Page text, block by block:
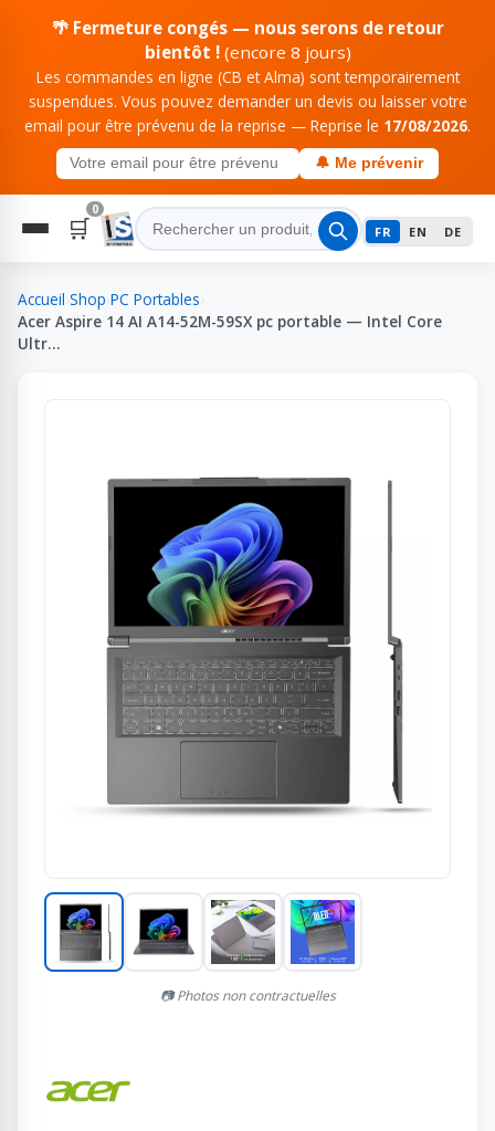
🌴 Fermeture congés — nous serons de retour
bientôt !(encore 8 jours)
Les commandes en ligne (CB et Alma) sont temporairement
suspendues. Vous pouvez demander un devis ou laisser votre
email pour être prévenu de la reprise — Reprise le 17/08/2026.
🔔 Me prévenir
🛒
0
FR EN DE
Accueil Shop PC Portables
Acer Aspire 14 AI A14-52M-59SX pc portable — Intel Core
Ultr…
📷 Photos non contractuelles